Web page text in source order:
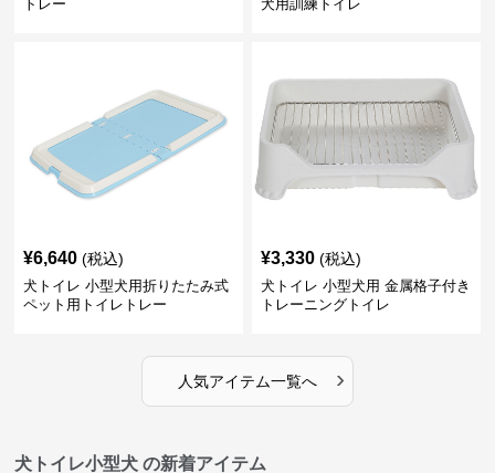
トレー
犬用訓練トイレ
¥6,640 (税込)
犬トイレ 小型犬用折りたたみ式
ペット用トイレトレー
¥3,330 (税込)
犬トイレ 小型犬用 金属格子付き
トレーニングトイレ
人気アイテム一覧へ ›
犬トイレ小型犬 の新着アイテム